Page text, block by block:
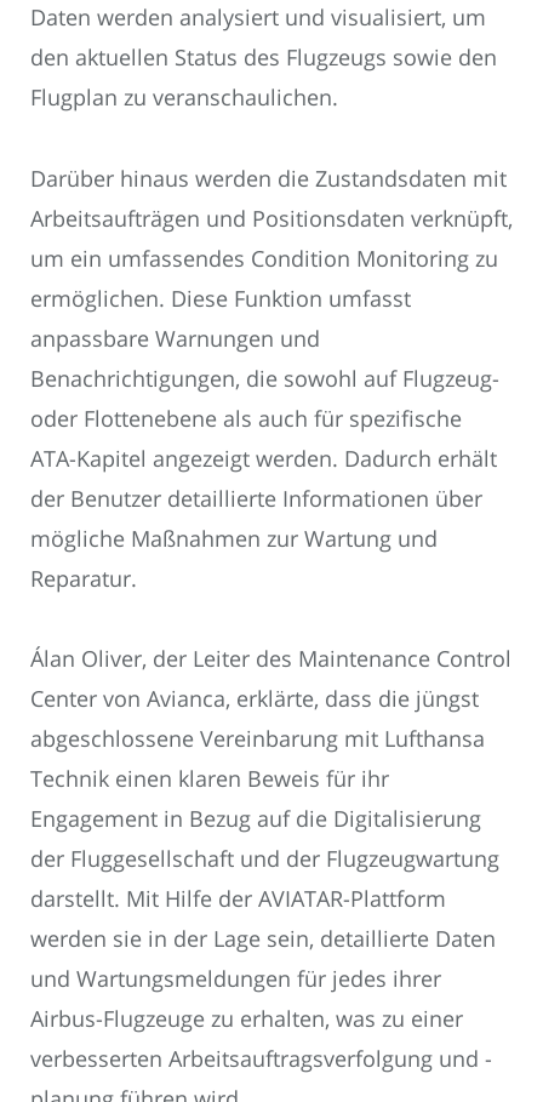
Daten werden analysiert und visualisiert, um
den aktuellen Status des Flugzeugs sowie den
Flugplan zu veranschaulichen.
Darüber hinaus werden die Zustandsdaten mit
Arbeitsaufträgen und Positionsdaten verknüpft,
um ein umfassendes Condition Monitoring zu
ermöglichen. Diese Funktion umfasst
anpassbare Warnungen und
Benachrichtigungen, die sowohl auf Flugzeug-
oder Flottenebene als auch für spezifische
ATA-Kapitel angezeigt werden. Dadurch erhält
der Benutzer detaillierte Informationen über
mögliche Maßnahmen zur Wartung und
Reparatur.
Álan Oliver, der Leiter des Maintenance Control
Center von Avianca, erklärte, dass die jüngst
abgeschlossene Vereinbarung mit Lufthansa
Technik einen klaren Beweis für ihr
Engagement in Bezug auf die Digitalisierung
der Fluggesellschaft und der Flugzeugwartung
darstellt. Mit Hilfe der AVIATAR-Plattform
werden sie in der Lage sein, detaillierte Daten
und Wartungsmeldungen für jedes ihrer
Airbus-Flugzeuge zu erhalten, was zu einer
verbesserten Arbeitsauftragsverfolgung und -